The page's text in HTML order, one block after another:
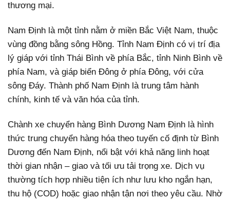
thương mại.
Nam Định là một tỉnh nằm ở miền Bắc Việt Nam, thuộc
vùng đồng bằng sông Hồng. Tỉnh Nam Định có vị trí địa
lý giáp với tỉnh Thái Bình về phía Bắc, tỉnh Ninh Bình về
phía Nam, và giáp biển Đông ở phía Đông, với cửa
sông Đáy. Thành phố Nam Định là trung tâm hành
chính, kinh tế và văn hóa của tỉnh.
Chành xe chuyển hàng Bình Dương Nam Định là hình
thức trung chuyển hàng hóa theo tuyến cố định từ Bình
Dương đến Nam Định, nổi bật với khả năng linh hoạt
thời gian nhận – giao và tối ưu tải trọng xe. Dịch vụ
thường tích hợp nhiều tiện ích như lưu kho ngắn hạn,
thu hộ (COD) hoặc giao nhận tận nơi theo yêu cầu. Nhờ